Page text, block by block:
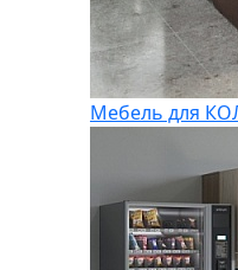
Мебель для